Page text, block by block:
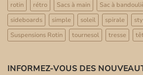
rotin
rétro Sacs à main Sac à
sideboards
simple soleil spirale
Suspensions Rotin
tournesol tresse
INFORMEZ-VOUS DES